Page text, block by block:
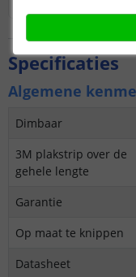
Specificaties
Algemene
Dimbaar
3M plakstrip over de
gehele lengte
Garantie
Op maat te knippen
Datasheet